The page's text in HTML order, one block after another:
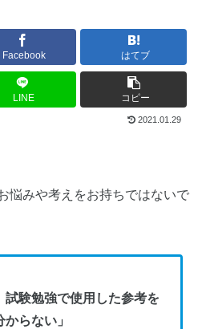
Facebook はてブ
LINE コピー
2021.01.29
悩みや考えをお持ちではないで
試験勉強で使用した参考を
らない」